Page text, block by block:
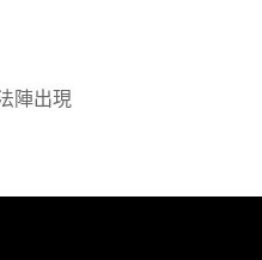
陣出現